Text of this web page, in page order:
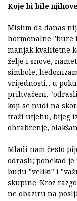
Koje bi bile
Mislim da danas
hormonalne "bure
manjak kvalitetne
želje i snove,
simbole,
vrijednosti... u
prihvaćeni,
koji se nudi na
traži utjehu, bijeg
ohrabrenje,
Mladi nam često
odrasli; ponekad
budu "veliki" i
skupine. Kroz
ne obaziru na